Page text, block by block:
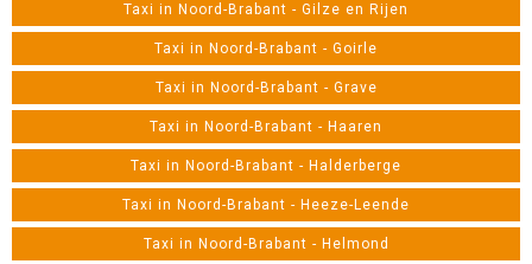
Taxi in Noord-Brabant - Gilze en Rijen
Taxi in Noord-Brabant - Goirle
Taxi in Noord-Brabant - Grave
Taxi in Noord-Brabant - Haaren
Taxi in Noord-Brabant - Halderberge
Taxi in Noord-Brabant - Heeze-Leende
Taxi in Noord-Brabant - Helmond